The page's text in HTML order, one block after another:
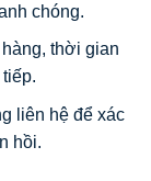
chóng.
thời gian
liên hệ để xác
hồi.